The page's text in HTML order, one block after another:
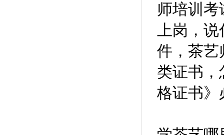
师培训
上岗，说
件，茶艺
类证书，
格证书》